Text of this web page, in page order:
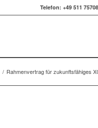
Telefon: +49 511
/ Rahmenvertrag für zukunftsfähiges